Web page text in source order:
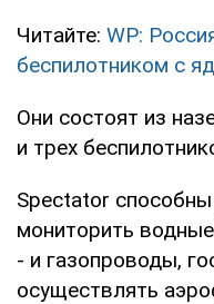
Читайте: WP:
беспилотником с
Они состоят из
и трех
Spectator
мониторить
- и газопроводы,
осуществлять